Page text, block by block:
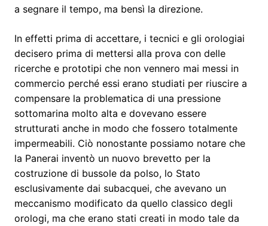
a segnare il tempo, ma bensì la direzione.
In effetti prima di accettare, i tecnici e gli orologiai
decisero prima di mettersi alla prova con delle
ricerche e prototipi che non vennero mai messi in
commercio perché essi erano studiati per riuscire a
compensare la problematica di una pressione
sottomarina molto alta e dovevano essere
strutturati anche in modo che fossero totalmente
impermeabili. Ciò nonostante possiamo notare che
la Panerai inventò un nuovo brevetto per la
costruzione di bussole da polso, lo Stato
esclusivamente dai subacquei, che avevano un
meccanismo modificato da quello classico degli
orologi, ma che erano stati creati in modo tale da